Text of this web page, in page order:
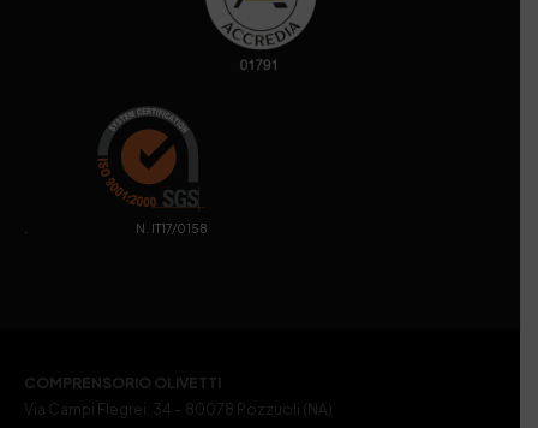
. N. IT17/0158
COMPRENSORIO OLIVETTI
Via Campi Flegrei, 34 – 80078 Pozzuoli (NA)